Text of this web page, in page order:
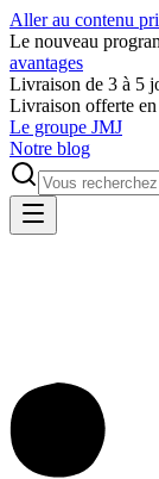
Aller au contenu
Le nouveau
avantages
Livraison de 3 à 5
Livraison offerte
Le groupe JMJ
Notre blog